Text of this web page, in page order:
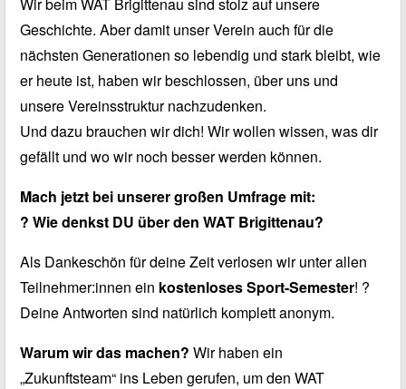
Geschichte. Aber damit unser Verein auch für die
nächsten Generationen so lebendig und stark bleibt, wie
er heute ist, haben wir beschlossen, über uns und
unsere Vereinsstruktur nachzudenken.
Und dazu brauchen wir dich! Wir wollen wissen, was dir
gefällt und wo wir noch besser werden können.
Mach jetzt bei unserer großen Umfrage mit:
? Wie denkst DU über den WAT Brigittenau?
Als Dankeschön für deine Zeit verlosen wir unter allen
Teilnehmer:innen ein kostenloses Sport-Semester! ?
Deine Antworten sind natürlich komplett anonym.
Warum wir das machen? Wir haben ein
„Zukunftsteam“ ins Leben gerufen, um den WAT